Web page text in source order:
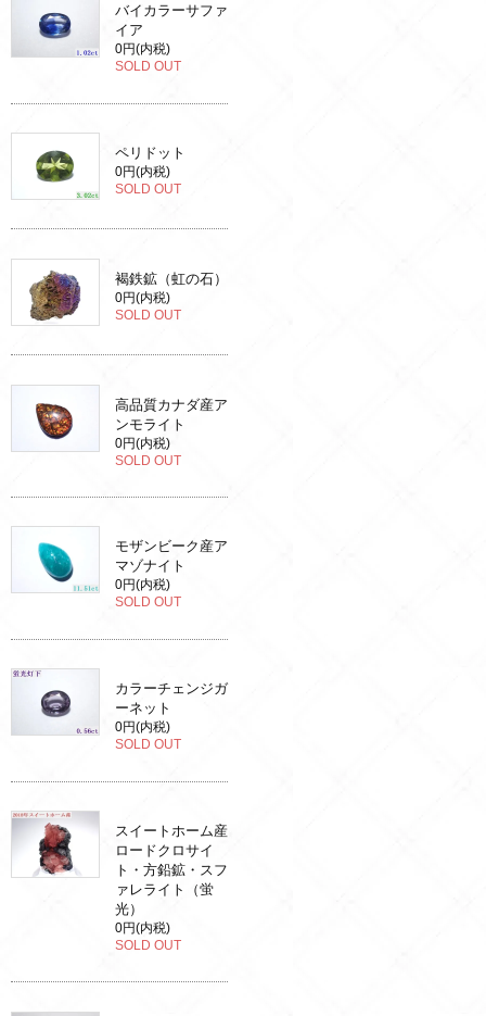
バイカラーサファ
イア
0円(内税)
SOLD OUT
ペリドット
0円(内税)
SOLD OUT
褐鉄鉱（虹の石）
0円(内税)
SOLD OUT
高品質カナダ産ア
ンモライト
0円(内税)
SOLD OUT
モザンビーク産ア
マゾナイト
0円(内税)
SOLD OUT
カラーチェンジガ
ーネット
0円(内税)
SOLD OUT
スイートホーム産
ロードクロサイ
ト・方鉛鉱・スフ
ァレライト（蛍
光）
0円(内税)
SOLD OUT